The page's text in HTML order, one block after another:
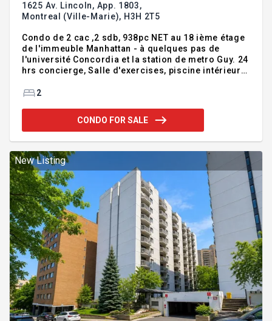
1625 Av. Lincoln, App. 1803,
Montreal (Ville-Marie), H3H 2T5
Condo de 2 cac ,2 sdb, 938pc NET au 18 ième étage
de l'immeuble Manhattan - à quelques pas de
l'université Concordia et la station de metro Guy. 24
hrs concierge, Salle d'exercises, piscine intérieure,
rangement Addendum:L'Offre est conditionnelle à
, sécheuse, lave-vaisselle, réfrigérateur,
four,stationnement interieur, rangementExclusions:
2
CONDO FOR SALE
New Listing